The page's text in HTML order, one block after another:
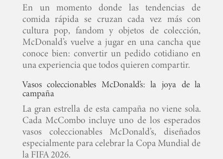
En un momento donde las tendencias de
comida rápida se cruzan cada vez más con
cultura pop, fandom y objetos de colección,
McDonald’s vuelve a jugar en una cancha que
conoce bien: convertir un pedido cotidiano en
una experiencia que todos quieren compartir.
Vasos coleccionables McDonald’s: la joya de la
campaña
La gran estrella de esta campaña no viene sola.
Cada McCombo incluye uno de los esperados
vasos coleccionables McDonald’s, diseñados
especialmente para celebrar la Copa Mundial de
la FIFA 2026.